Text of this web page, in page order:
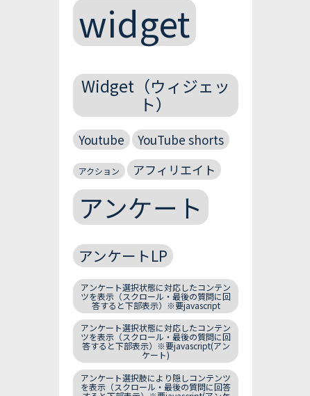
widget
Widget（ウィジェッ
ト）
Youtube YouTube shorts
アクション アフィリエイト
アンケート
アンケートLP
アンケート選択状態に対応したコンテン
ツを表示（スクロール・最後の質問に回
答すると下部表示）※要javascript
アンケート選択状態に対応したコンテン
ツを表示（スクロール・最後の質問に回
答すると下部表示）※要javascript(アン
ケート)
アンケート選択肢により隠しコンテンツ
を表示（スクロール・最後の質問に回答